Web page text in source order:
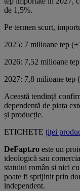
de 1,5%.
Pe termen scurt,
2025: 7 milioane tep
2026: 7,52 milioane
2027: 7,8 milioane tep
Această tendință
dependentă de piața
și producție.
ETICHETE țiței
DeFapt.ro este un
ideologică sau
statului român și nici
poate fi sprijinit prin
independent.